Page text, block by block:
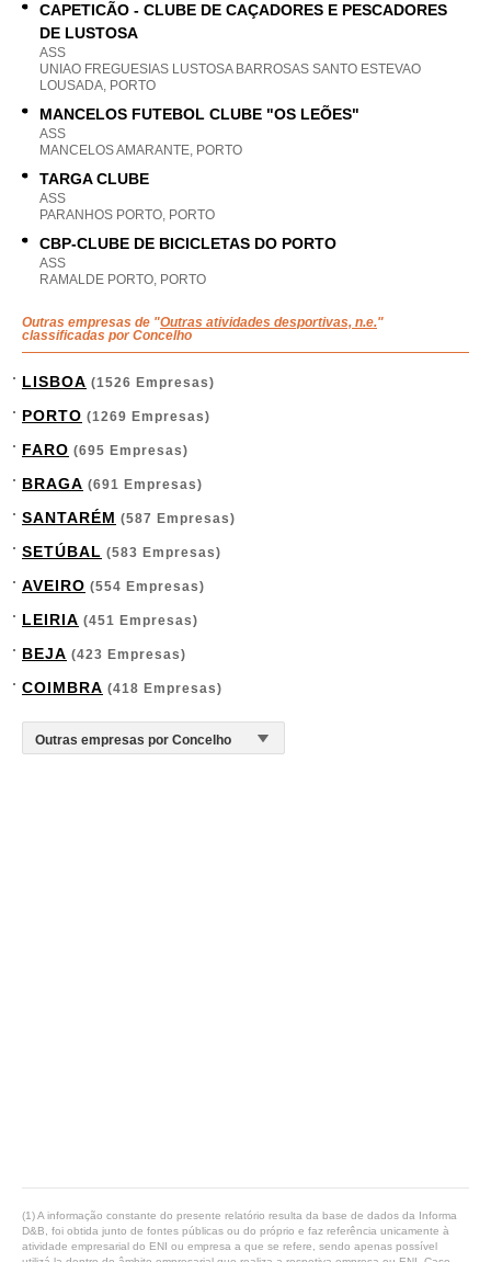
CAPETICÃO - CLUBE DE CAÇADORES E PESCADORES
DE LUSTOSA
ASS
UNIAO FREGUESIAS LUSTOSA BARROSAS SANTO ESTEVAO
LOUSADA, PORTO
MANCELOS FUTEBOL CLUBE "OS LEÕES"
ASS
MANCELOS AMARANTE, PORTO
TARGA CLUBE
ASS
PARANHOS PORTO, PORTO
CBP-CLUBE DE BICICLETAS DO PORTO
ASS
RAMALDE PORTO, PORTO
Outras empresas de "Outras atividades desportivas, n.e."
classificadas por Concelho
LISBOA (1526 Empresas)
PORTO (1269 Empresas)
FARO (695 Empresas)
BRAGA (691 Empresas)
SANTARÉM (587 Empresas)
SETÚBAL (583 Empresas)
AVEIRO (554 Empresas)
LEIRIA (451 Empresas)
BEJA (423 Empresas)
COIMBRA (418 Empresas)
(1) A informação constante do presente relatório resulta da base de dados da Informa
D&B, foi obtida junto de fontes públicas ou do próprio e faz referência unicamente à
atividade empresarial do ENI ou empresa a que se refere, sendo apenas possível